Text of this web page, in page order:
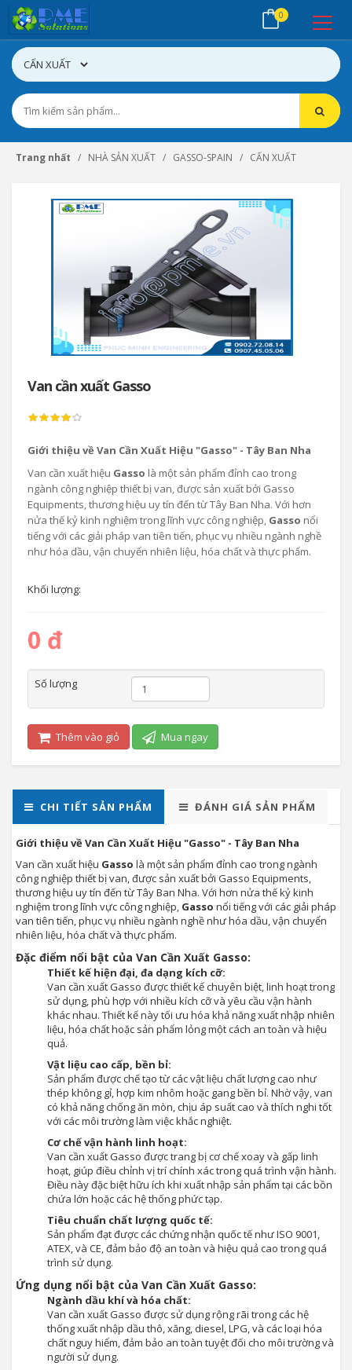
0
Trang nhất NHÀ SẢN XUẤT GASSO-SPAIN CẤN XUẤT
Van cần xuất Gasso
Giới thiệu về Van Cần Xuất Hiệu "Gasso" - Tây Ban Nha
Van cần xuất hiệu Gasso là một sản phẩm đỉnh cao trong
ngành công nghiệp thiết bị van, được sản xuất bởi Gasso
Equipments, thương hiệu uy tín đến từ Tây Ban Nha. Với hơn
nửa thế kỷ kinh nghiệm trong lĩnh vực công nghiệp, Gasso nổi
tiếng với các giải pháp van tiên tiến, phục vụ nhiều ngành nghề
như hóa dầu, vận chuyển nhiên liệu, hóa chất và thực phẩm.
Khối lượng:
0 đ
Số lượng
Thêm vào giỏ Mua ngay
CHI TIẾT SẢN PHẨM ĐÁNH GIÁ SẢN PHẨM
Giới thiệu về Van Cần Xuất Hiệu "Gasso" - Tây Ban Nha
Van cần xuất hiệu Gasso là một sản phẩm đỉnh cao trong ngành
công nghiệp thiết bị van, được sản xuất bởi Gasso Equipments,
thương hiệu uy tín đến từ Tây Ban Nha. Với hơn nửa thế kỷ kinh
nghiệm trong lĩnh vực công nghiệp, Gasso nổi tiếng với các giải pháp
van tiên tiến, phục vụ nhiều ngành nghề như hóa dầu, vận chuyển
nhiên liệu, hóa chất và thực phẩm.
Đặc điểm nổi bật của Van Cần Xuất Gasso:
Thiết kế hiện đại, đa dạng kích cỡ:
Van cần xuất Gasso được thiết kế chuyên biệt, linh hoạt trong
sử dụng, phù hợp với nhiều kích cỡ và yêu cầu vận hành
khác nhau. Thiết kế này tối ưu hóa khả năng xuất nhập nhiên
liệu, hóa chất hoặc sản phẩm lỏng một cách an toàn và hiệu
quả.
Vật liệu cao cấp, bền bỉ:
Sản phẩm được chế tạo từ các vật liệu chất lượng cao như
thép không gỉ, hợp kim nhôm hoặc gang bền bỉ. Nhờ vậy, van
có khả năng chống ăn mòn, chịu áp suất cao và thích nghi tốt
với các môi trường làm việc khắc nghiệt.
Cơ chế vận hành linh hoạt:
Van cần xuất Gasso được trang bị cơ chế xoay và gấp linh
hoạt, giúp điều chỉnh vị trí chính xác trong quá trình vận hành.
Điều này đặc biệt hữu ích khi xuất nhập sản phẩm tại các bồn
chứa lớn hoặc các hệ thống phức tạp.
Tiêu chuẩn chất lượng quốc tế:
Sản phẩm đạt được các chứng nhận quốc tế như ISO 9001,
ATEX, và CE, đảm bảo độ an toàn và hiệu quả cao trong quá
trình sử dụng.
Ứng dụng nổi bật của Van Cần Xuất Gasso:
Ngành dầu khí và hóa chất:
Van cần xuất Gasso được sử dụng rộng rãi trong các hệ
thống xuất nhập dầu thô, xăng, diesel, LPG, và các loại hóa
chất nguy hiểm, đảm bảo an toàn tuyệt đối cho môi trường và
người sử dụng.